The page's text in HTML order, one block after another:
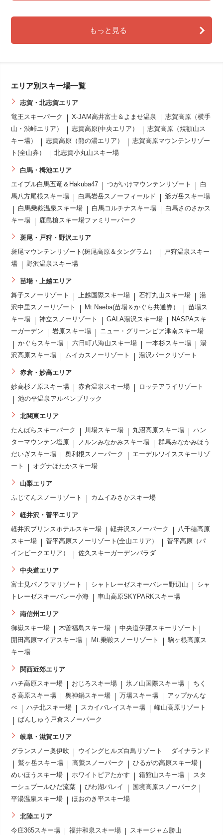
もっと見る
エリア別スキー場一覧
志賀・北志賀エリア
竜王スキーパーク X-JAM高井富士＆よませ温泉
志賀高原（横手
山・渋峠エリア）
志賀高原(中央エリア）
志賀高原（焼額山ス
キー場）
志賀高原（熊の湯エリア）
志賀高原マウンテンリゾー
ト(全山券）
北志賀小丸山スキー場
白馬・栂池エリア
エイブル白馬五竜＆Hakuba47 つがいけマウンテンリゾート
白
馬八方尾根スキー場
白馬岩岳スノーフィールド
爺ガ岳スキー場
白馬乗鞍温泉スキー場
白馬コルチナスキー場
白馬さのさかス
キー場
鹿島槍スキー場ファミリーパーク
斑尾・戸狩・野沢エリア
斑尾マウンテンリゾート(斑尾高原＆タングラム）
戸狩温泉スキー
場
野沢温泉スキー場
苗場・上越エリア
舞子スノーリゾート 上越国際スキー場 石打丸山スキー場
湯
沢中里スノーリゾート
Mt.Naeba(苗場＆かぐら共通券）
苗場ス
キー場
神立スノーリゾート GALA湯沢スキー場
NASPAスキ
ーガーデン
岩原スキー場
ニュー・グリーンピア津南スキー場
かぐらスキー場
六日町八海山スキー場 一本杉スキー場
湯
沢高原スキー場
ムイカスノーリゾート 湯沢パークリゾート
赤倉・妙高エリア
妙高杉ノ原スキー場 赤倉温泉スキー場
ロッテアライリゾート
池の平温泉アルペンブリック
北関東エリア
たんばらスキーパーク 川場スキー場 丸沼高原スキー場
ハン
ターマウンテン塩原
ノルンみなかみスキー場
群馬みなかみほう
だいぎスキー場
奥利根スノーパーク
エーデルワイススキーリゾ
ート
オグナほたかスキー場
山梨エリア
ふじてんスノーリゾート カムイみさかスキー場
軽井沢・菅平エリア
軽井沢プリンスホテルスキー場 軽井沢スノーパーク
八千穂高原
スキー場
菅平高原スノーリゾート(全山エリア）
菅平高原（パ
インビークエリア）
佐久スキーガーデンパラダ
中央道エリア
富士見パノラマリゾート シャトレーゼスキーバレー野辺山
シャ
トレーゼスキーバレー小海
車山高原SKYPARKスキー場
南信州エリア
御嶽スキー場 木曽福島スキー場
中央道伊那スキーリゾート
開田高原マイアスキー場
Mt.乗鞍スノーリゾート
駒ヶ根高原ス
キー場
関西近郊エリア
ハチ高原スキー場 おじろスキー場 氷ノ山国際スキー場
ちく
さ高原スキー場
奥神鍋スキー場 万場スキー場
アップかんな
べ
ハチ北スキー場 スカイバレイスキー場
峰山高原リゾート
ばんしゅう戸倉スノーパーク
岐阜・滋賀エリア
グランスノー奥伊吹 ウイングヒルズ白鳥リゾート
ダイナランド
鷲ヶ岳スキー場
高鷲スノーパーク
ひるがの高原スキー場
めいほうスキー場
ホワイトピアたかす 箱館山スキー場
スタ
ーシュプールひだ流葉
びわ湖バレイ
国境高原スノーパーク
平湯温泉スキー場
ほおのき平スキー場
北陸エリア
今庄365スキー場 福井和泉スキー場 スキージャム勝山